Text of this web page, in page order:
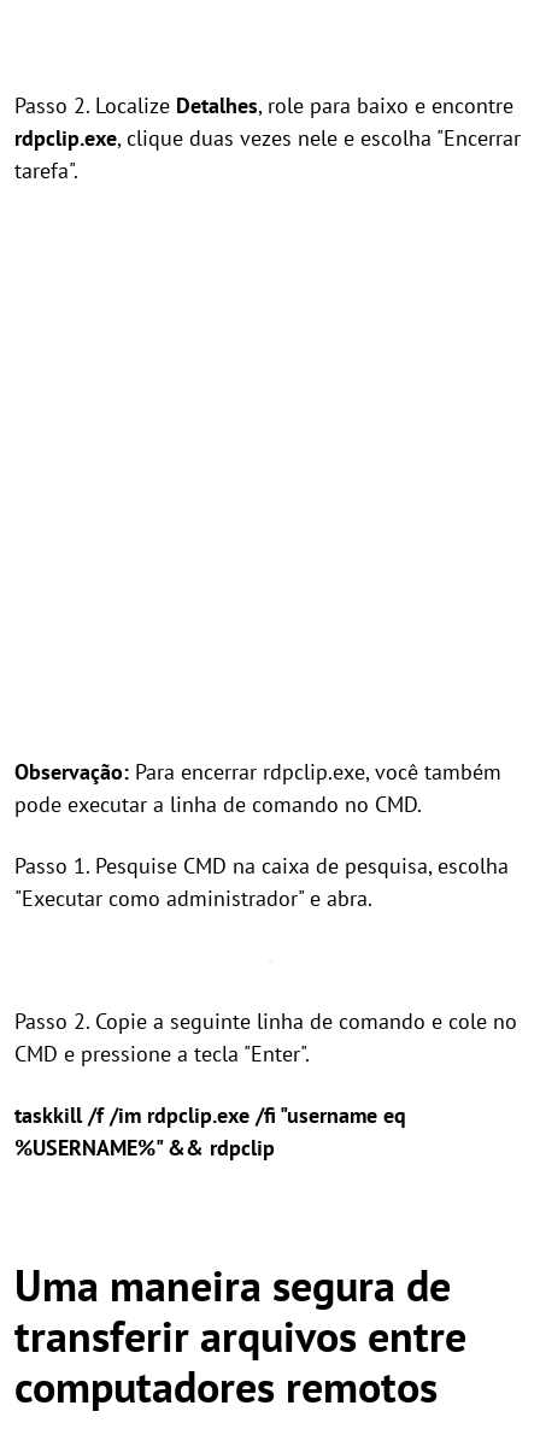
Passo 2. Localize Detalhes, role para baixo e encontre
rdpclip.exe, clique duas vezes nele e escolha "Encerrar
tarefa".
Observação: Para encerrar rdpclip.exe, você também
pode executar a linha de comando no CMD.
Passo 1. Pesquise CMD na caixa de pesquisa, escolha
"Executar como administrador" e abra.
Passo 2. Copie a seguinte linha de comando e cole no
CMD e pressione a tecla "Enter".
taskkill /f /im rdpclip.exe /fi "username eq
%USERNAME%" && rdpclip
Uma maneira segura de
transferir arquivos entre
computadores remotos